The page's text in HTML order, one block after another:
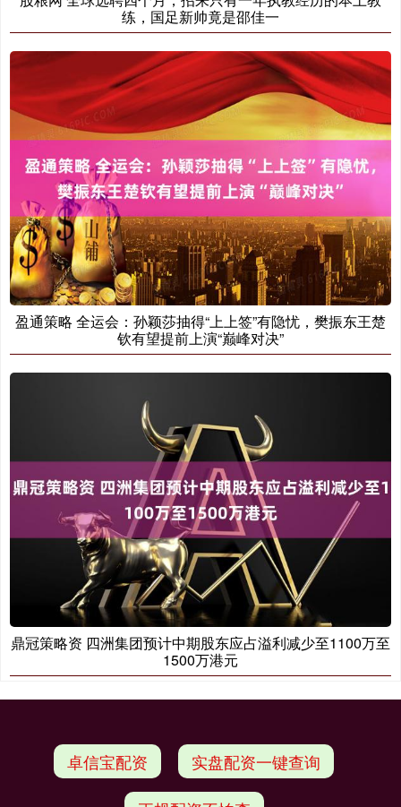
练，国足新帅竟是邵佳一
盈通策略 全运会：孙颖莎抽得“上上签”有隐忧，樊振东王楚
钦有望提前上演“巅峰对决”
鼎冠策略资 四洲集团预计中期股东应占溢利减少至1100万至
1500万港元
卓信宝配资 实盘配资一键查询